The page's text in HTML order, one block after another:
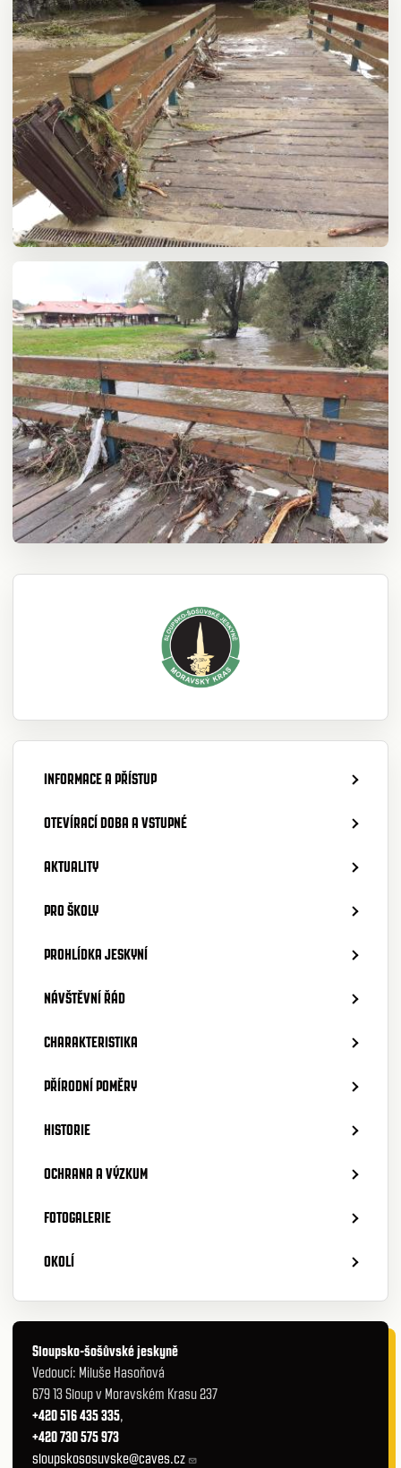
INFORMACE A PŘÍSTUP
OTEVÍRACÍ DOBA A VSTUPNÉ
AKTUALITY
PRO ŠKOLY
PROHLÍDKA JESKYNÍ
NÁVŠTĚVNÍ ŘÁD
CHARAKTERISTIKA
PŘÍRODNÍ POMĚRY
HISTORIE
OCHRANA A VÝZKUM
FOTOGALERIE
OKOLÍ
Sloupsko-šošůvské jeskyně
Vedoucí: Miluše Hasoňová
679 13 Sloup v Moravském Krasu 237
+420 516 435 335,
+420 730 575 973
sloupskososuvske@caves.cz